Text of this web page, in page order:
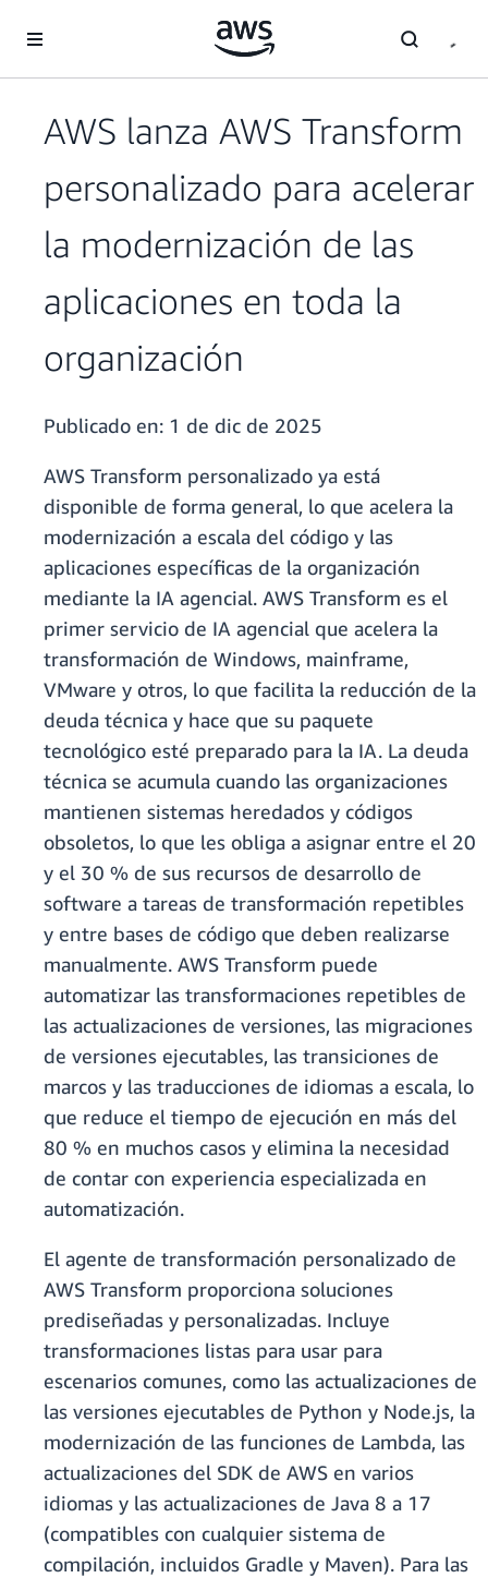
AWS lanza AWS Transform
personalizado para acelerar
la modernización de las
aplicaciones en toda la
organización
Publicado en: 1 de dic de 2025
AWS Transform personalizado ya está
disponible de forma general, lo que acelera la
modernización a escala del código y las
aplicaciones específicas de la organización
mediante la IA agencial. AWS Transform es el
primer servicio de IA agencial que acelera la
transformación de Windows, mainframe,
VMware y otros, lo que facilita la reducción de la
deuda técnica y hace que su paquete
tecnológico esté preparado para la IA. La deuda
técnica se acumula cuando las organizaciones
mantienen sistemas heredados y códigos
obsoletos, lo que les obliga a asignar entre el 20
y el 30 % de sus recursos de desarrollo de
software a tareas de transformación repetibles
y entre bases de código que deben realizarse
manualmente. AWS Transform puede
automatizar las transformaciones repetibles de
las actualizaciones de versiones, las migraciones
de versiones ejecutables, las transiciones de
marcos y las traducciones de idiomas a escala, lo
que reduce el tiempo de ejecución en más del
80 % en muchos casos y elimina la necesidad
de contar con experiencia especializada en
automatización.
El agente de transformación personalizado de
AWS Transform proporciona soluciones
prediseñadas y personalizadas. Incluye
transformaciones listas para usar para
escenarios comunes, como las actualizaciones de
las versiones ejecutables de Python y Node.js, la
modernización de las funciones de Lambda, las
actualizaciones del SDK de AWS en varios
idiomas y las actualizaciones de Java 8 a 17
(compatibles con cualquier sistema de
compilación, incluidos Gradle y Maven). Para las